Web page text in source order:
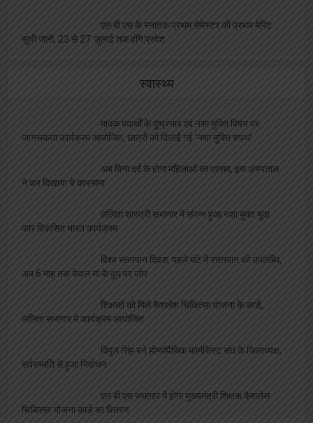
एल बी एस के स्नातक प्रथम सेमेस्टर की प्रथम मेरिट
सूची जारी, 23 से 27 जुलाई तक होंगे प्रवेश
स्वास्थ्य
मादक पदार्थों के दुष्प्रभाव एवं नशा मुक्ति विषय पर
जागरूकता कार्यक्रम आयोजित, छात्रों को दिलाई गई ‘नशा मुक्ति शपथ’
अब बिना दर्द के होगा महिलाओं का प्रसव, इस अस्पताल
ने कर दिखाया ये कारनामा
ललिता शास्त्री सभागार में संपन्न हुआ नशा मुक्त युवा
फार विकसित भारत कार्यक्रम
विश्व स्तनपान दिवस: पहले घंटे में स्तनपान की उपलब्धि,
अब 6 माह तक केवल मां के दूध पर जोर
शिक्षकों को मिले कैशलेश चिकित्सा योजना के कार्ड,
ललिता सभागार में कार्यक्रम आयोजित
विपुल सिंह बने होम्योपैथिक फार्मसिस्ट संघ के जिलाध्यक्ष,
सर्वसम्मति से हुआ निर्वाचन
एल बी एस सभागार में होगा मुख्यमंत्री शिक्षक कैशलेस
चिकित्सा योजना कार्ड का वितरण